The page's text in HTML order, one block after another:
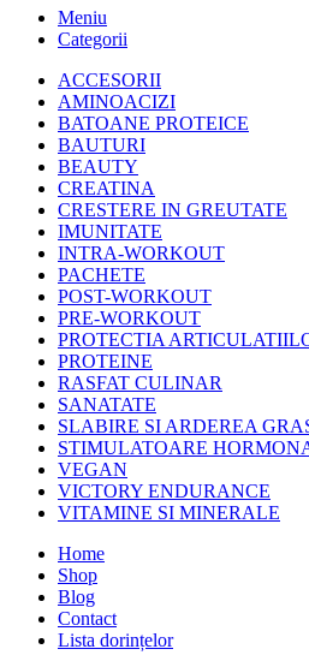
Meniu
Categorii
ACCESORII
AMINOACIZI
BATOANE PROTEICE
BAUTURI
BEAUTY
CREATINA
CRESTERE IN GREUTATE
IMUNITATE
INTRA-WORKOUT
PACHETE
POST-WORKOUT
PRE-WORKOUT
PROTECTIA
PROTEINE
RASFAT CULINAR
SANATATE
SLABIRE SI ARDEREA
STIMULATOARE
VEGAN
VICTORY ENDURANCE
VITAMINE SI MINERALE
Home
Shop
Blog
Contact
Lista dorințelor